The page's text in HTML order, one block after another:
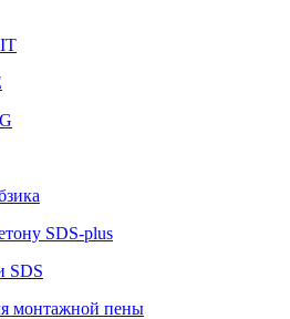
SDS-plus
SDS
монтажной пены